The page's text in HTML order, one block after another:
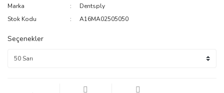
Marka
Dentsply
Stok Kodu
A16MA02505050
Seçenekler